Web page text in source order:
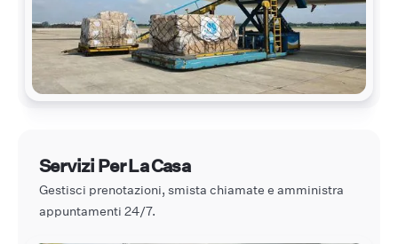
Servizi Per La Casa
Gestisci prenotazioni, smista chiamate e amministra
appuntamenti 24/7.